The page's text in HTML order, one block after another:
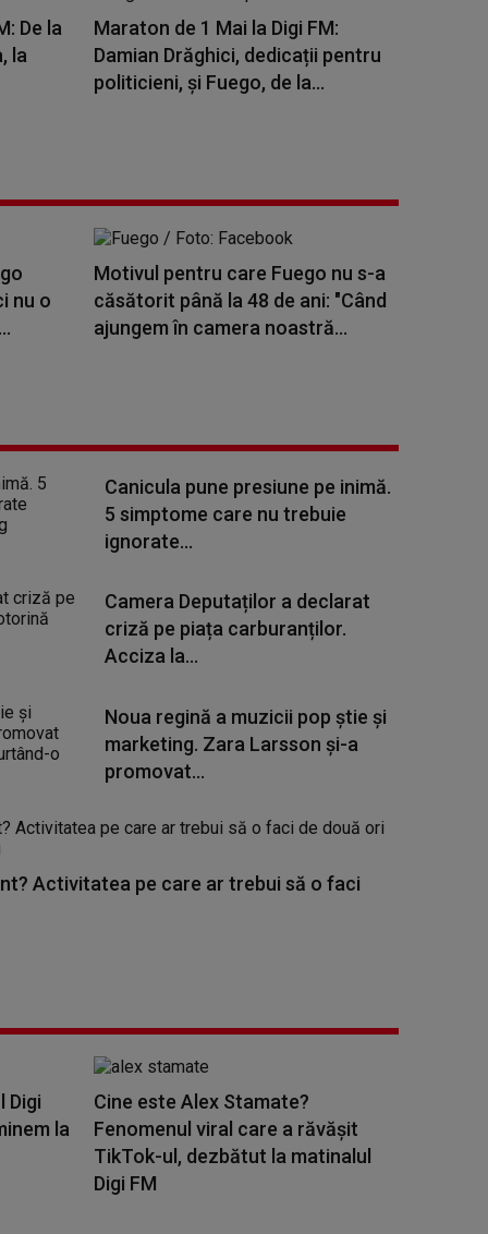
De la
la
Maraton de 1 Mai la Digi FM:
Damian Drăghici, dedicații pentru
politicieni, și Fuego, de la...
nu o
Motivul pentru care Fuego nu s-a
căsătorit până la 48 de ani: "Când
ajungem în camera noastră...
Canicula pune presiune pe inimă.
5 simptome care nu trebuie
ignorate...
Camera Deputaților a declarat
criză pe piața carburanților.
Acciza la...
Noua regină a muzicii pop știe și
marketing. Zara Larsson și-a
promovat...
Activitatea pe care ar trebui să o faci
Digi
la
Cine este Alex Stamate?
Fenomenul viral care a răvășit
TikTok-ul, dezbătut la matinalul
Digi FM